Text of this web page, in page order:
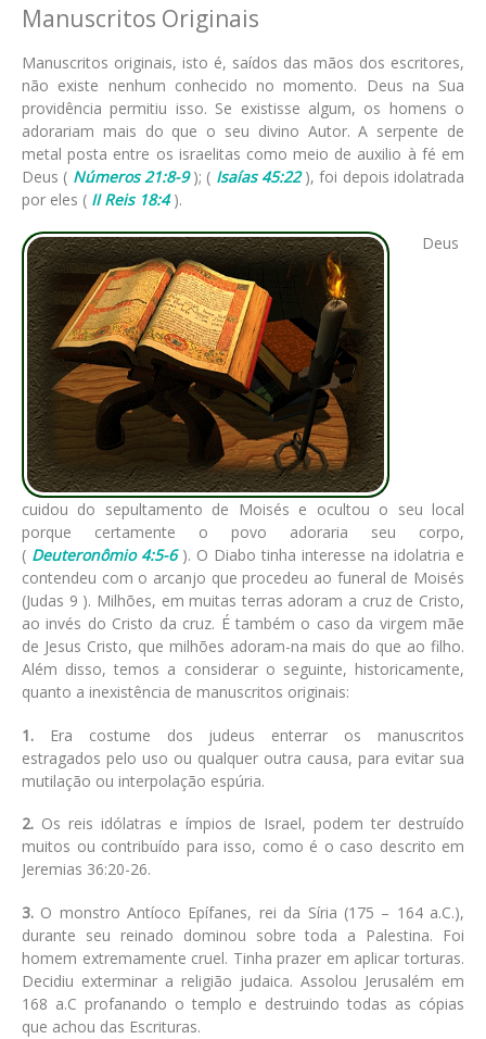
Manuscritos Originais
Manuscritos originais, isto é, saídos das mãos dos escritores,
não existe nenhum conhecido no momento. Deus na Sua
providência permitiu isso. Se existisse algum, os homens o
adorariam mais do que o seu divino Autor. A serpente de
metal posta entre os israelitas como meio de auxilio à fé em
Deus ( Números 21:8-9); ( Isaías 45:22), foi depois idolatrada
por eles ( II Reis 18:4).
Deus
cuidou do sepultamento de Moisés e ocultou o seu local
porque certamente o povo adoraria seu corpo,
( Deuteronômio 4:5-6). O Diabo tinha interesse na idolatria e
contendeu com o arcanjo que procedeu ao funeral de Moisés
(Judas 9 ). Milhões, em muitas terras adoram a cruz de Cristo,
ao invés do Cristo da cruz. É também o caso da virgem mãe
de Jesus Cristo, que milhões adoram-na mais do que ao filho.
Além disso, temos a considerar o seguinte, historicamente,
quanto a inexistência de manuscritos originais:
1. Era costume dos judeus enterrar os manuscritos
estragados pelo uso ou qualquer outra causa, para evitar sua
mutilação ou interpolação espúria.
2. Os reis idólatras e ímpios de Israel, podem ter destruído
muitos ou contribuído para isso, como é o caso descrito em
Jeremias 36:20-26.
3. O monstro Antíoco Epífanes, rei da Síria (175 – 164 a.C.),
durante seu reinado dominou sobre toda a Palestina. Foi
homem extremamente cruel. Tinha prazer em aplicar torturas.
Decidiu exterminar a religião judaica. Assolou Jerusalém em
168 a.C profanando o templo e destruindo todas as cópias
que achou das Escrituras.